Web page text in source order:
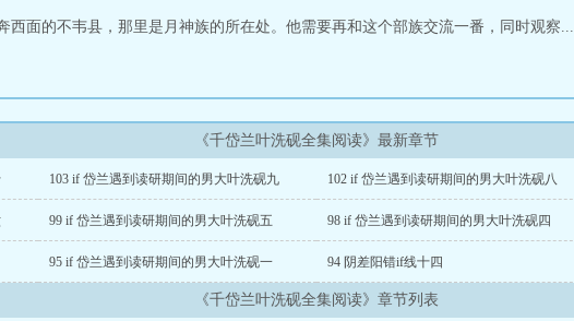
西面的不韦县，那里是月神族的所在处。他需要再和这个部族交流一番，同时观察...
《千岱兰叶洗砚全集阅读》最新章节
103 if 岱兰遇到读研期间的男大叶洗砚九 102 if 岱兰遇到读研期间的男大叶洗砚八
99 if 岱兰遇到读研期间的男大叶洗砚五 98 if 岱兰遇到读研期间的男大叶洗砚四
95 if 岱兰遇到读研期间的男大叶洗砚一 94 阴差阳错if线十四
《千岱兰叶洗砚全集阅读》章节列表